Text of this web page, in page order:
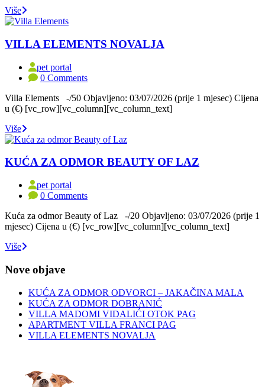
Više
VILLA ELEMENTS NOVALJA
pet portal
0 Comments
Villa Elements -/50 Objavljeno: 03/07/2026 (prije 1 mjesec) Cijena
u (€) [vc_row][vc_column][vc_column_text]
Više
KUĆA ZA ODMOR BEAUTY OF LAZ
pet portal
0 Comments
Kuća za odmor Beauty of Laz -/20 Objavljeno: 03/07/2026 (prije 1
mjesec) Cijena u (€) [vc_row][vc_column][vc_column_text]
Više
Nove objave
KUĆA ZA ODMOR ODVORCI – JAKAČINA MALA
KUĆA ZA ODMOR DOBRANIĆ
VILLA MADOMI VIDALIĆI OTOK PAG
APARTMENT VILLA FRANCI PAG
VILLA ELEMENTS NOVALJA